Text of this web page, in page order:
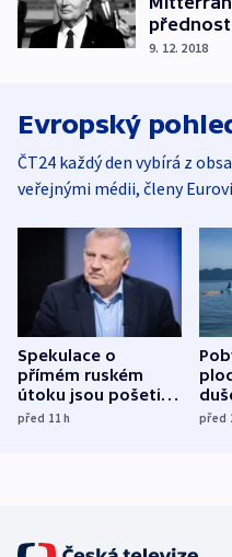
9. 12. 2018
Evropský
ČT24 každý den vybírá z
veřejnými médii, členy
Spekulace o
přímém ruském
útoku jsou pošetilé,
míní estonský
před 11h před